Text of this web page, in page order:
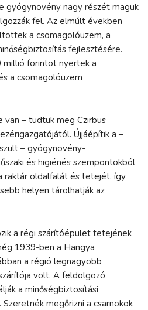
gyógynövény nagy részét maguk
fel. Az elmúlt években
a csomagolóüzem, a
fejlesztésére.
forintot nyertek a
a csomagolóüzem
van – tudtuk meg Czirbus
Újjáépítik a –
– gyógynövény-
és higiénés szempontokból
raktár oldalfalát és tetejét, így
helyen tárolhatják az
a régi szárítóépület tetejének
1939-ben a Hangya
a régió legnagyobb
volt. A feldolgozó
a minőségbiztosítási
megőrizni a csarnokok